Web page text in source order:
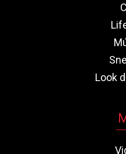
Look